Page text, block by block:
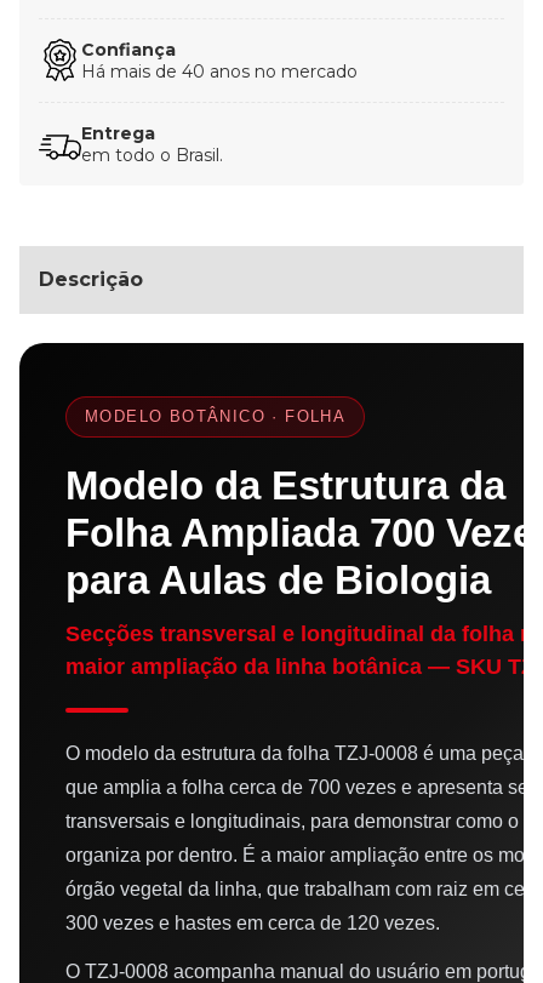
Confiança
Há mais de 40 anos no mercado
Entrega
em todo o Brasil.
Descrição
MODELO BOTÂNICO · FOLHA
Modelo da Estrutura da
Folha Ampliada 700
para Aulas de Biologia
Secções transversal e longitudinal da folha
maior ampliação da linha botânica — SKU
O modelo da estrutura da folha TZJ-0008 é uma peça
que amplia a folha cerca de 700 vezes e apresenta
transversais e longitudinais, para demonstrar como o
organiza por dentro. É a maior ampliação entre os
órgão vegetal da linha, que trabalham com raiz em
300 vezes e hastes em cerca de 120 vezes.
O TZJ-0008 acompanha manual do usuário em